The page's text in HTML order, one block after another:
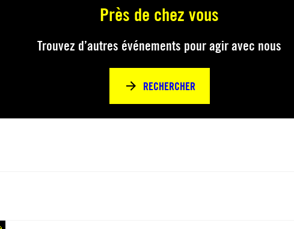
Près de chez vous
Trouvez d’autres événements pour agir avec nous
RECHERCHER